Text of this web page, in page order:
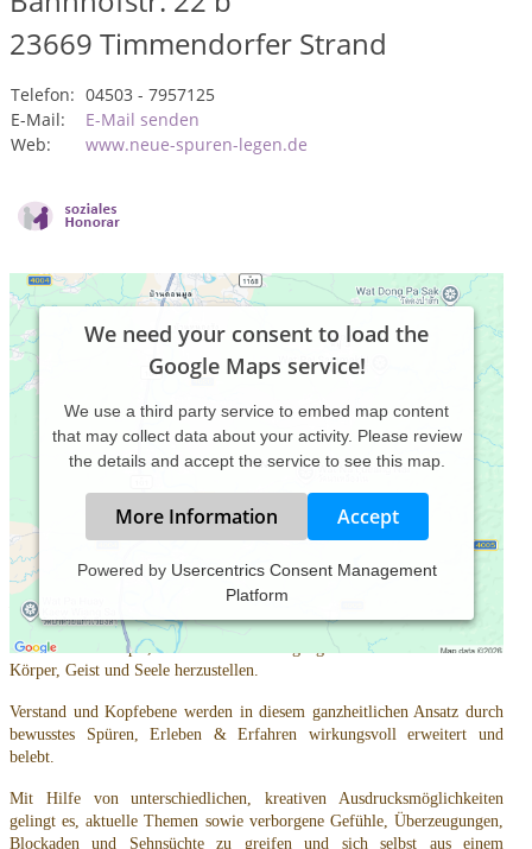
23669 Timmendorfer Strand
Telefon: 04503 - 7957125
E-Mail:
E-Mail senden
Web:
www.neue-spuren-legen.de
We need your consent to load the
Google Maps service!
We use a third party service to embed map content
that may collect data about your activity. Please review
the details and accept the service to see this map.
More Information Accept
Powered by Usercentrics Consent Management
Platform
NSL
ist ein inspirierendes, lebendiges Coaching, das
intensives Bewustseinstraining mit einer bunten Abfolge innovativer
Methoden verknüpft, um einen tiefen Zugang zur inneren Weisheit von
Körper, Geist und Seele herzustellen.
Verstand und Kopfebene werden in diesem ganzheitlichen Ansatz durch
bewusstes Spüren, Erleben & Erfahren wirkungsvoll erweitert und
belebt.
Mit Hilfe von unterschiedlichen, kreativen Ausdrucksmöglichkeiten
gelingt es, aktuelle Themen sowie verborgene Gefühle, Überzeugungen,
Blockaden und Sehnsüchte zu greifen und sich selbst aus einem